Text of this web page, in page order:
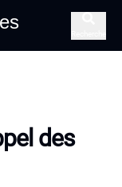
des